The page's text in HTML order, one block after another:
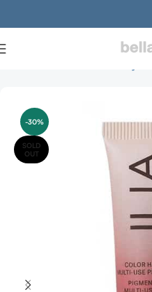
-30%
SOLD
OUT